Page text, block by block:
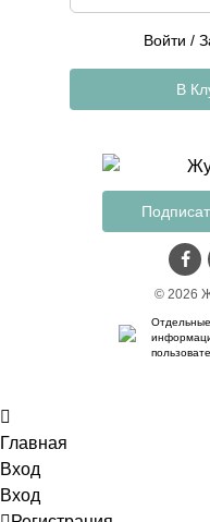
© 2026
Войти /
В
Главная
Вход
Вход